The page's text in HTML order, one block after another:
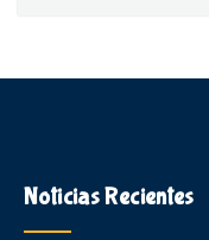
Noticias Recientes